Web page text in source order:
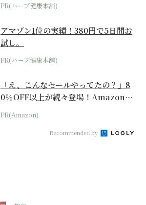
PR(ハーブ健康本舗)
アマゾン1位の実績！380円で5日間お
試し。
PR(ハーブ健康本舗)
「え、こんなセールやってたの？」8
0％OFF以上が続々登場！Amazonの
本気が...
PR(Amazon)
Recommended by